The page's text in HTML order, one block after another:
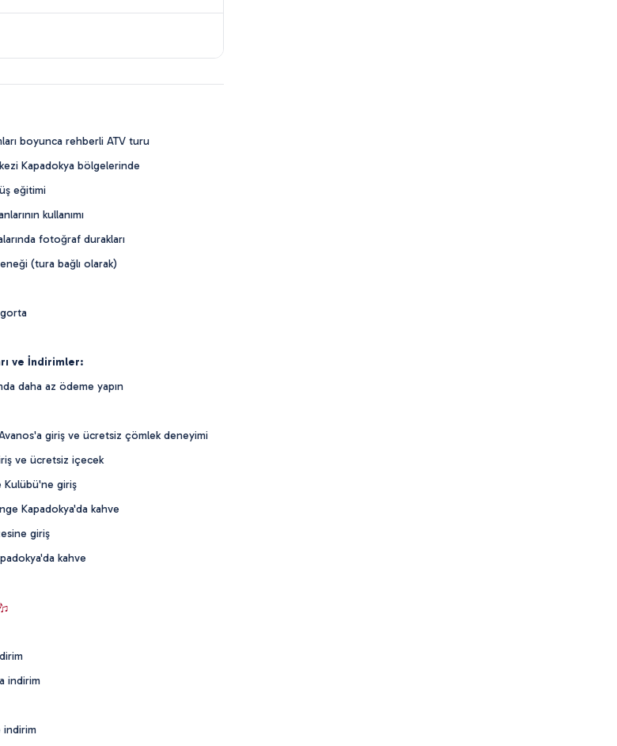
boyunca rehberli ATV turu
Kapadokya bölgelerinde
eğitimi
kullanımı
fotoğraf durakları
(tura bağlı olarak)
ve İndirimler:
daha az ödeme yapın
giriş ve ücretsiz çömlek deneyimi
ve ücretsiz içecek
Kulübü'ne giriş
Kapadokya'da kahve
giriş
kahve
indirim
indirim